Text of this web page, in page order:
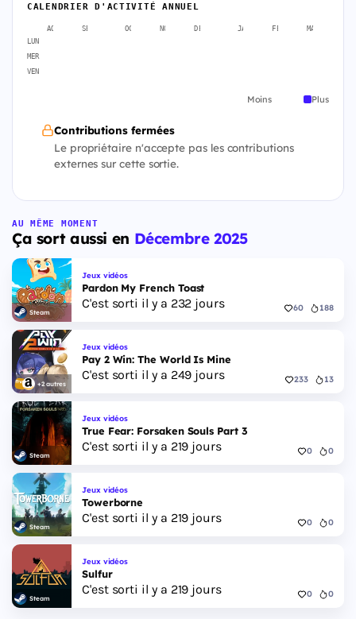
CALENDRIER D'ACTIVITÉ ANNUEL
AOÛT SEPT. OCT. NOV. DÉC. JANV. FÉVR. MARS
LUN
MER
VEN
Moins Plus
Contributions fermées
Le propriétaire n'accepte pas les contributions
externes sur cette sortie.
AU MÊME MOMENT
Ça sort aussi en Décembre 2025
Steam
Jeux vidéos
Pardon My French Toast
C'est sorti il y a 232 jours 60 188
+2 autres
Jeux vidéos
Pay 2 Win: The World Is Mine
C'est sorti il y a 249 jours 233 13
Steam
Jeux vidéos
True Fear: Forsaken Souls Part 3
C'est sorti il y a 219 jours 0 0
Steam
Jeux vidéos
Towerborne
C'est sorti il y a 219 jours 0 0
Steam
Jeux vidéos
Sulfur
C'est sorti il y a 219 jours 0 0